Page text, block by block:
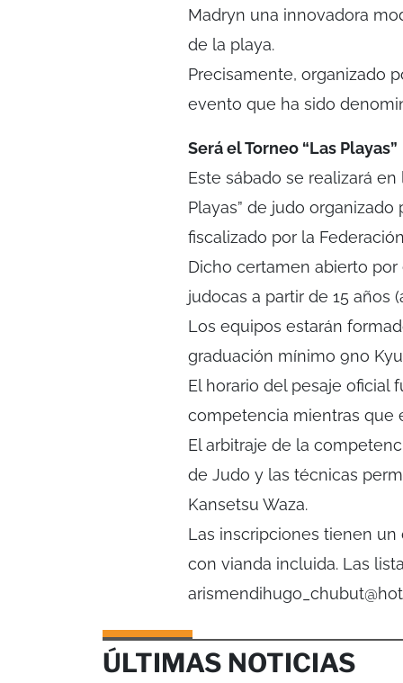
Madryn una innovadora
de la playa.
Precisamente, organizado
evento que ha sido
Será el Torneo “Las Playas”
Este sábado se realizará
Playas” de judo
fiscalizado por la
Dicho certamen abierto
judocas a partir de 15 años
Los equipos estarán
graduación mínimo 9no
El horario del pesaje oficial
competencia mientras que
El arbitraje de la
de Judo y las técnicas
Kansetsu Waza.
Las inscripciones tienen
con vianda incluida. Las
ÚLTIMAS NOTICIAS